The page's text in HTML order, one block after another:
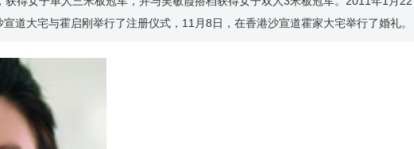
道大宅与霍启刚举行了注册仪式，11月8日，在香港沙宣道霍家大宅举行了婚礼。